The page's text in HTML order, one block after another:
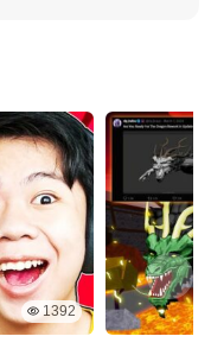
1392